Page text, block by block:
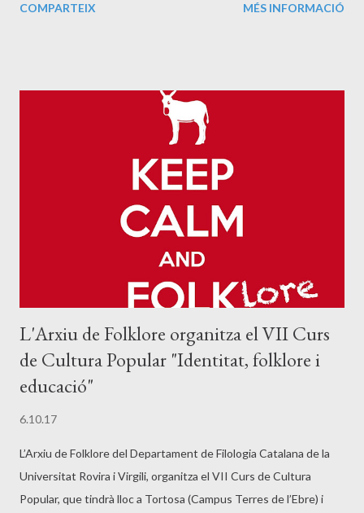
Santa Úrsula d’enguany, a més de l’autor, hi intervindran
l’Ajuntament de Valls. El llibre és una edició de l’aplec manuscrit
de jocs tradicionals de Valls de mossèn Eusebi Ribas
de la Mare de Déu de la Candela de 1951 amb el títol «Folk-lore
publicació inclou una nova proposta de classificació,
COMPARTEIX MÉS INFORMACIÓ
L'Arxiu de Folklore organitza el VII Curs
de Cultura Popular "Identitat, folklore i
educació"
6.10.17
L’Arxiu de Folklore del Departament de Filologia Catalana de la
Universitat Rovira i Virgili, organitza el VII Curs de Cultura
Popular, que tindrà lloc a Tortosa (Campus Terres de l’Ebre) i